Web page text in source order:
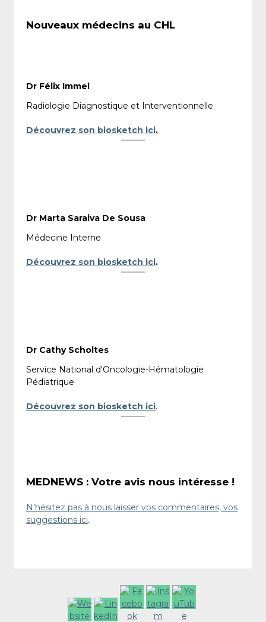
Nouveaux médecins au CHL
Dr Félix Immel
Radiologie Diagnostique et Interventionnelle
Découvrez son biosketch ici.
Dr Marta Saraiva De Sousa
Médecine Interne
Découvrez son biosketch ici.
Dr Cathy Scholtes
Service National d'Oncologie-Hématologie
Pédiatrique
Découvrez son biosketch ici.
MEDNEWS : Votre avis nous intéresse !
N'hésitez pas à nous laisser vos commentaires, vos
suggestions ici.